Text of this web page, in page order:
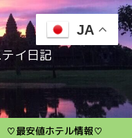
イ日記
♡最安値ホテル情報♡
JA